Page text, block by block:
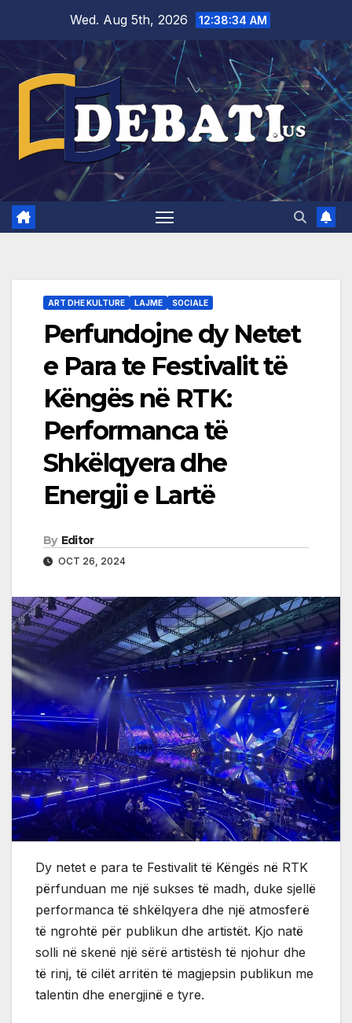
content
Wed. Aug 5th, 2026 12:38:35 AM
ART DHE KULTURE LAJME SOCIALE
Perfundojne dy Netet
e Para te Festivalit të
Këngës në RTK:
Performanca të
Shkëlqyera dhe
Energji e Lartë
By Editor
OCT 26, 2024
Dy netet e para te Festivalit të Këngës në RTK
përfunduan me një sukses të madh, duke sjellë
performanca të shkëlqyera dhe një atmosferë
të ngrohtë për publikun dhe artistët. Kjo natë
solli në skenë një sërë artistësh të njohur dhe
të rinj, të cilët arritën të magjepsin publikun me
talentin dhe energjinë e tyre.